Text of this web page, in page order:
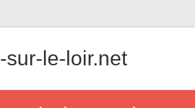
sur-le-loir.net